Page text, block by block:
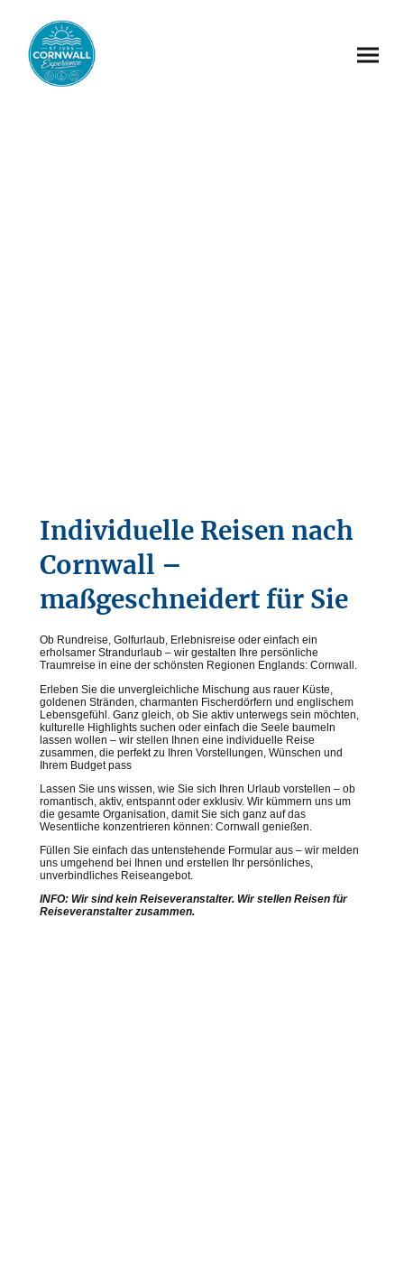
Individuelle Reisen nach
Cornwall –
maßgeschneidert für Sie
Ob Rundreise, Golfurlaub, Erlebnisreise oder einfach ein
erholsamer Strandurlaub – wir gestalten Ihre persönliche
Traumreise in eine der schönsten Regionen Englands: Cornwall.
Erleben Sie die unvergleichliche Mischung aus rauer Küste,
goldenen Stränden, charmanten Fischerdörfern und englischem
Lebensgefühl. Ganz gleich, ob Sie aktiv unterwegs sein möchten,
kulturelle Highlights suchen oder einfach die Seele baumeln
lassen wollen – wir stellen Ihnen eine individuelle Reise
zusammen, die perfekt zu Ihren Vorstellungen, Wünschen und
Ihrem Budget pass
Lassen Sie uns wissen, wie Sie sich Ihren Urlaub vorstellen – ob
romantisch, aktiv, entspannt oder exklusiv. Wir kümmern uns um
die gesamte Organisation, damit Sie sich ganz auf das
Wesentliche konzentrieren können: Cornwall genießen.
Füllen Sie einfach das untenstehende Formular aus – wir melden
uns umgehend bei Ihnen und erstellen Ihr persönliches,
unverbindliches Reiseangebot.
INFO: Wir sind kein Reiseveranstalter. Wir stellen Reisen für
Reiseveranstalter zusammen.